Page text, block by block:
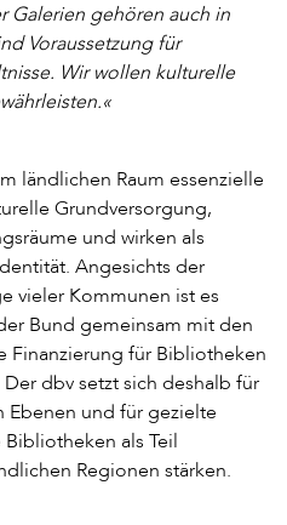
Galerien gehören auch in
Voraussetzung für
Wir wollen kulturelle
ländlichen Raum essenzielle
Grundversorgung,
und wirken als
Angesichts der
vieler Kommunen ist es
Bund gemeinsam mit den
Finanzierung für Bibliotheken
dbv setzt sich deshalb für
und für gezielte
als Teil
Regionen stärken.